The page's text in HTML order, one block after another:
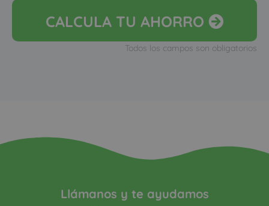
CALCULA TU AHORRO
Todos los campos son obligatorios
Llámanos y te ayudamos